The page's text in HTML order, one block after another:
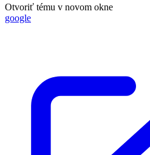
Otvoriť tému v novom okne
google